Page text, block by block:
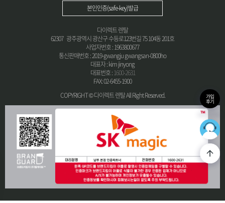
본인인증(safe-key)발급
다이렉트 렌탈
62307 광주광역시 광산구 수등로123번길 75 104동 201호
사업자번호 : 1963800677
통신판매번호 : 2019-gwangju gwangsan-0800ho
대표자 : kim jinyong
대표번호 :1600-2631
FAX: 02-6455-1900
COPYRIGHT © 다이렉트 렌탈 All Right Reserved.
가입
후기
365
최적